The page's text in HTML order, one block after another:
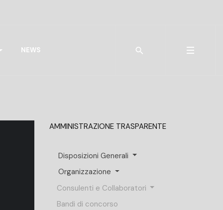
NEWS
AMMINISTRAZIONE TRASPARENTE
Disposizioni Generali
Organizzazione
Consulenti e Collaboratori
Bandi di concorso